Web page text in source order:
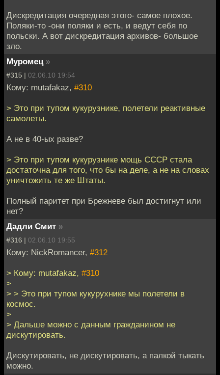
Дискредитация очередная этого- самое плохое.
Поляки-то -они поляки и есть, и ведут себя по
польски. А вот дискредитация архивов- большое
зло.
Муромец »
#315 | 02.06.10 19:54
Кому: mutafakaz, #310
> Это при тупом кукурузнике, полетели реактивные
самолеты.
А не в 40-ых разве?
> Это при тупом кукурузнике мощь СССР стала
достаточна для того, что бы на деле, а не на словах
уничтожить те же Штаты.
Полный паритет при Брежневе был достигнут или
нет?
Дадли Смит »
#316 | 02.06.10 19:55
Кому: NickRomancer, #312
> Кому: mutafakaz, #310
>
> > Это при тупом кукурухнике мы полетели в
космос.
>
> Дальше можно с данным гражданином не
дискутировать.
Дискутировать, не дискутировать, а палкой тыкать
можно.